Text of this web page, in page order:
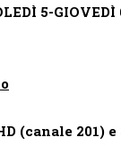
5-GIOVEDÌ
(canale 201)